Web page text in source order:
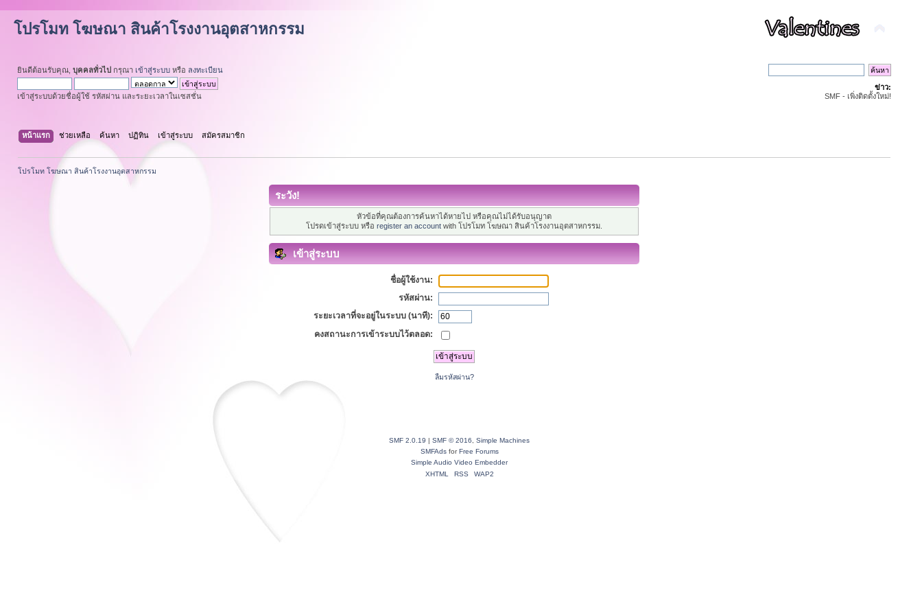
โปรโมท โฆษณา สินค้าโรงงานอุตสาหกรรม
ยินดีต้อนรับคุณ, บุคคลทั่วไป กรุณา เข้าสู่ระบบ หรือ ลงทะเบียน
เข้าสู่ระบบด้วยชื่อผู้ใช้ รหัสผ่าน และระยะเวลาในเซสชั่น
ข่าว:
SMF - เพิ่งติดตั้งใหม่!
หน้าแรก ช่วยเหลือ ค้นหา ปฏิทิน เข้าสู่ระบบ สมัครสมาชิก
โปรโมท โฆษณา สินค้าโรงงานอุตสาหกรรม
ระวัง!
หัวข้อที่คุณต้องการค้นหาได้หายไป หรือคุณไม่ได้รับอนุญาต
โปรดเข้าสู่ระบบ หรือ register an account with โปรโมท โฆษณา สินค้าโรงงานอุตสาหกรรม.
เข้าสู่ระบบ
ชื่อผู้ใช้งาน:
รหัสผ่าน:
ระยะเวลาที่จะอยู่ในระบบ (นาที):
คงสถานะการเข้าระบบไว้ตลอด:
ลืมรหัสผ่าน?
SMF 2.0.19 | SMF © 2016
Simple Machines
SMFAdsforFree Forums
Simple Audio Video Embedder
XHTML
RSS WAP2